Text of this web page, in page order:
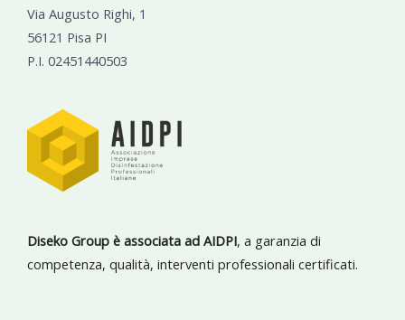
Via Augusto Righi, 1
56121 Pisa PI
P.I. 02451440503
Diseko Group è associata ad AIDPI, a garanzia di
competenza, qualità, interventi professionali certificati.